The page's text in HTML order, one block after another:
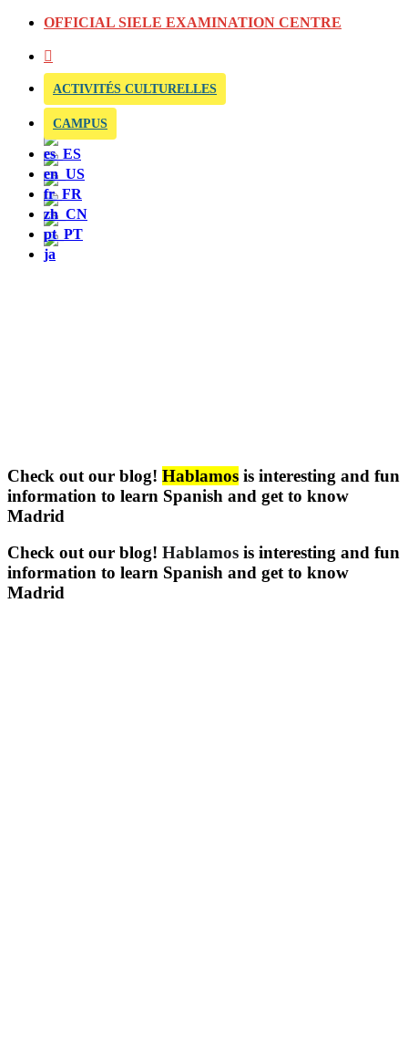
OFFICIAL SIELE EXAMINATION CENTRE
ACTIVITÉS CULTURELLES
CAMPUS
Check out our blog! Hablamos is interesting and fun
information to learn Spanish and get to know
Madrid
Check out our blog! Hablamos is interesting and fun
information to learn Spanish and get to know
Madrid